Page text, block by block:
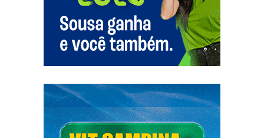
1° Everton Silva Lima
2° Jair José da Silva
3° Juliano de Araújo
10km Feminino